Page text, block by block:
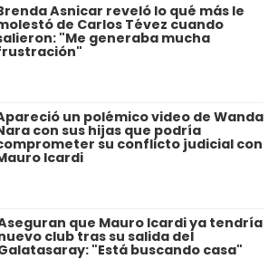
Asnicar reveló lo qué más le
de Carlos Tévez cuando
"Me generaba mucha
un polémico video de Wanda
con sus hijas que podría
su conflicto judicial con
Icardi
que Mauro Icardi ya tendría
club tras su salida del
"Está buscando casa"